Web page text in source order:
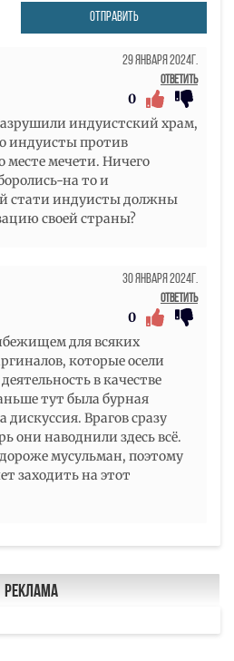
ОТПРАВИТЬ
29 Января 2024г.
Ответить
0
индуистский храм,
индуисты против
месте мечети. Ничего
на то и
стати индуисты должны
своей страны?
30 Января 2024г.
Ответить
0
для всяких
которые осели
в качестве
тут была бурная
дискуссия. Врагов сразу
они наводнили здесь всё.
мусульман, поэтому
заходить на этот
Реклама